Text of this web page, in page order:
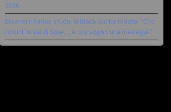
2026
Eleonora Farina studia la Black Snake iridata: “Che
ricordi in Val di Sole… e ora sogno una medaglia”